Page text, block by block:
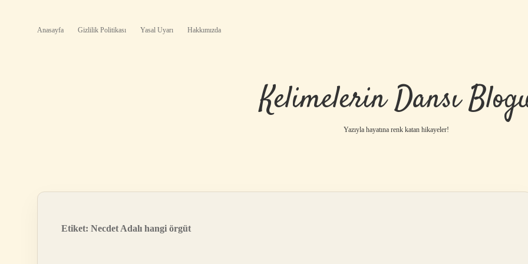
Anasayfa Gizlilik Politikası Yasal Uyarı Hakkımızda
Kelimelerin Dansı
Yazıyla hayatına renk katan hikayeler!
Etiket: Necdet Adalı hangi örgüt